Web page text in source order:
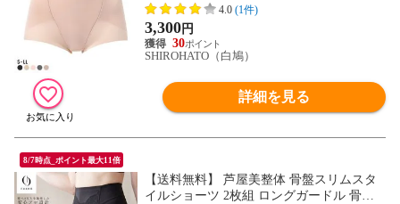
4.0 (1件)
3,300円
30
SHIROHATO（白鳩）
詳細を見る
8/7時点_ポイント最大11倍
【送料無料】 芦屋美整体 骨盤スリムスタ
イルショーツ 2枚組 ロングガードル 骨盤